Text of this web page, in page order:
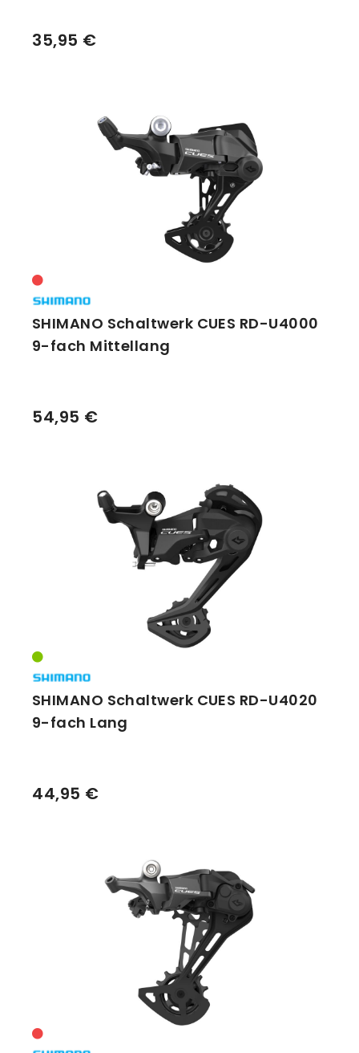
35,95 €
SHIMANO Schaltwerk CUES RD-U4000
9-fach Mittellang
54,95 €
SHIMANO Schaltwerk CUES RD-U4020
9-fach Lang
44,95 €